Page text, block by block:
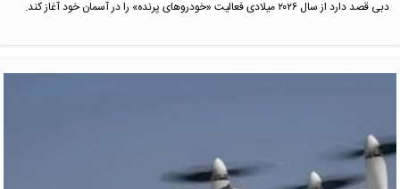
دبی قصد دارد از سال ۲۰۲۶ میلادی فعالیت «خودروهای پرنده» را در آسمان خود آغاز کند.